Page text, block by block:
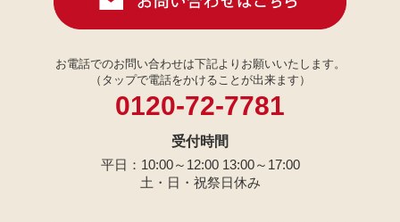
お電話でのお問い合わせは下記よりお願いいたします。
（タップで電話をかけることが出来ます）
0120-72-7781
受付時間
平日：10:00～12:00 13:00～17:00
土・日・祝祭日休み